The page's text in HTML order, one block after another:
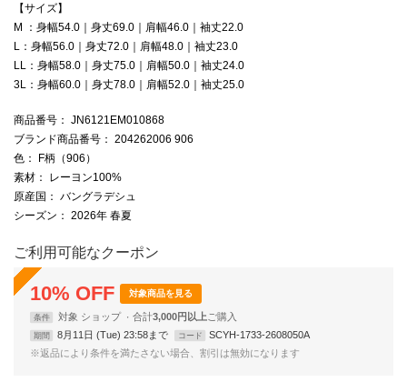
【サイズ】
M ：身幅54.0｜身丈69.0｜肩幅46.0｜袖丈22.0
L：身幅56.0｜身丈72.0｜肩幅48.0｜袖丈23.0
LL：身幅58.0｜身丈75.0｜肩幅50.0｜袖丈24.0
3L：身幅60.0｜身丈78.0｜肩幅52.0｜袖丈25.0
商品番号 ： JN6121EM010868
ブランド商品番号 ： 204262006 906
色 ： F柄（906）
素材 ： レーヨン100%
原産国 ： バングラデシュ
シーズン ： 2026年 春夏
ご利用可能なクーポン
10% OFF 対象商品を見る
条件 対象 ショップ 合計3,000円以上
期間 8月11日 (Tue) 23:58まで コード
SCYH-1733-2608050A
※返品により条件を満たさない場合、割引は無効になります